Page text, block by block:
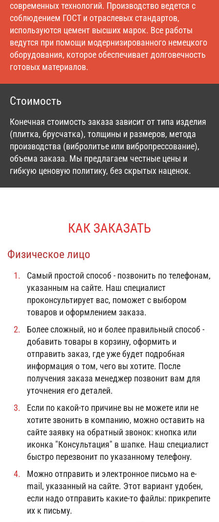
современных технологий. Производство ведется с
соблюдением ГОСТ и отраслевых стандартов,
используются цемент высших марок. Все работы
ведутся при помощи модернизированного немецкого
оборудования, которое обеспечивает долговечность
готовых материалов.
Стоимость
Конечная стоимость заказа зависит от типа изделия
(плитка, брусчатка), толщины и размеров, метода
производства (вибролитье или вибропрессование),
объема заказа. Мы предлагаем честные цены и
гибкую ценовую политику, без скрытых наценок.
КАК ЗАКАЗАТЬ
Физическое лицо
Самый простой способ - позвонить по телефонам,
указанным на сайте. Наш специалист
проконсультирует вас, поможет с выбором
товаров и оформлением заказа.
Более сложный, но и более правильный способ -
добавить товары в корзину, оформить и
отправить заказ, где уже будет подробная
информация о том, чего вы хотите. После
получения заказа менеджер позвонит вам для
уточнения его деталей.
Если по какой-то причине вы не можете или не
хотите звонить в компанию, можно оставить на
сайте заявку на обратный звонок: кнопка или
иконка "Консультация" в шапке. Наш специалист
быстро перезвонит по указанному телефону.
Можно отправить и электронное письмо на e-
mail, указанный на сайте. Этот вариант удобен,
если надо отправить какие-то файлы: прикрепите
их к письму.